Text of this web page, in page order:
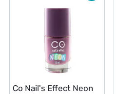
Co Nail's Effect Neon